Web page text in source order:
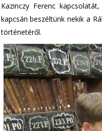
Kazinczy Ferenc
kapcsán beszéltünk nekik a
történetéről.